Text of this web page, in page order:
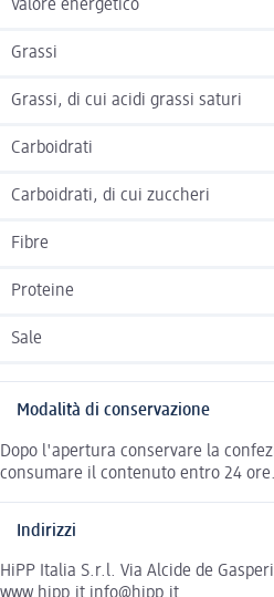
Valore energetico
Grassi
Grassi, di cui acidi grassi saturi
Carboidrati
Carboidrati, di cui zuccheri
Fibre
Proteine
Sale
Modalità di conservazione
Dopo l'apertura conservare la
consumare il contenuto entro 24 ore.
Indirizzi
HiPP Italia S.r.l. Via Alcide de